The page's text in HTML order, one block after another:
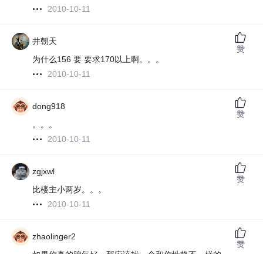
2010-10-11
井朝天
为什么156 要 要求170以上啊。。。
2010-10-11
赞
dong918
。。。
2010-10-11
赞
zgjxwl
比楼主小两岁。。。
2010-10-11
赞
zhaolinger2
赞